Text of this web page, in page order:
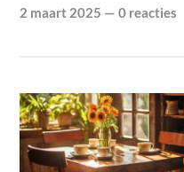
2 maart 2025 —0 reacties